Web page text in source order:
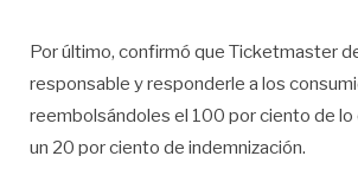
Por último, confirmó que Ticketmaster
responsable y responderle a los
reembolsándoles el 100 por ciento de lo
un 20 por ciento de indemnización.